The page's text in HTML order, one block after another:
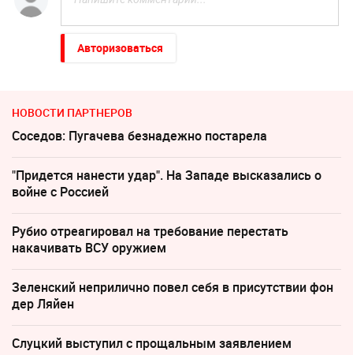
Авторизоваться
НОВОСТИ ПАРТНЕРОВ
Соседов: Пугачева безнадежно постарела
"Придется нанести удар". На Западе высказались о
войне с Россией
Рубио отреагировал на требование перестать
накачивать ВСУ оружием
Зеленский неприлично повел cебя в присутствии фон
дер Ляйен
Слуцкий выступил с прощальным заявлением